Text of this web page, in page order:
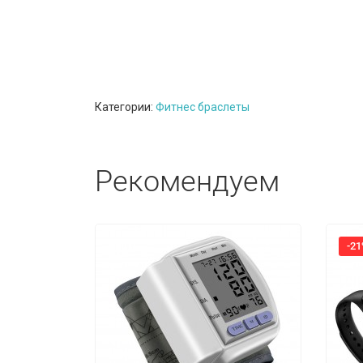
Категории: Фитнес браслеты
Рекомендуем
-